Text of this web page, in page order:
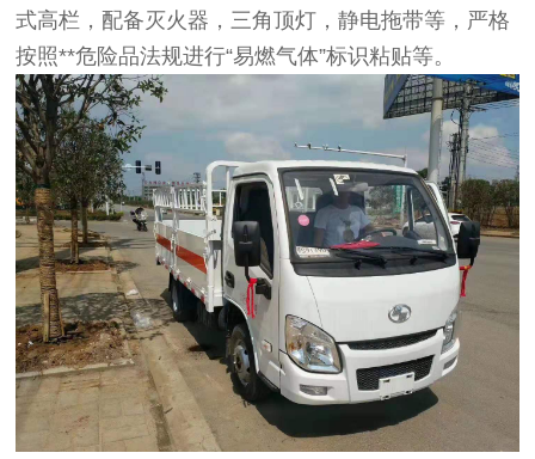
式高栏，配备灭火器，三角顶灯，静电拖带等，严格
按照**危险品法规进行“易燃气体”标识粘贴等。